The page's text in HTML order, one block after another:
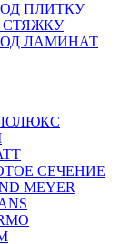
ПЛИТКУ
ЛАМИНАТ
СЕЧЕНИЕ
MEYER